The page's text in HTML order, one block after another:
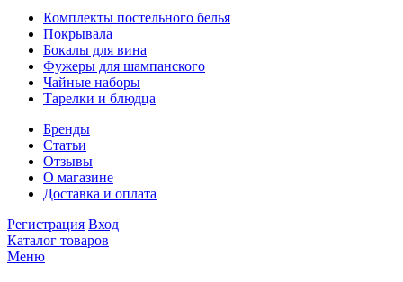
Комплекты постельного белья
Покрывала
Бокалы для вина
Фужеры для шампанского
Чайные наборы
Тарелки и блюдца
Бренды
Статьи
Отзывы
О магазине
Доставка и оплата
Регистрация Вход
Каталог товаров
Меню